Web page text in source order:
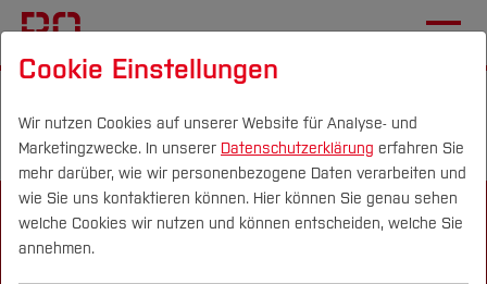
Campus Personen DE|EN Quicklinks
Bau- und Umweltingenieurwesen
Fachgebiete und Einrichtungen
Cookie Einstellungen
Wir nutzen Cookies auf unserer Website für Analyse- und
Marketingzwecke. In unserer Datenschutzerklärung erfahren Sie
mehr darüber, wie wir personenbezogene Daten verarbeiten und
wie Sie uns kontaktieren können. Hier können Sie genau sehen
welche Cookies wir nutzen und können entscheiden, welche Sie
annehmen.